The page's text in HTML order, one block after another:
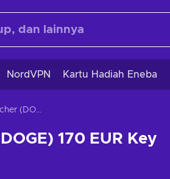
NordVPN Kartu Hadiah Eneba
Crypto Voucher (DOGE) 170 EUR Key GLOBAL
170 EUR Key